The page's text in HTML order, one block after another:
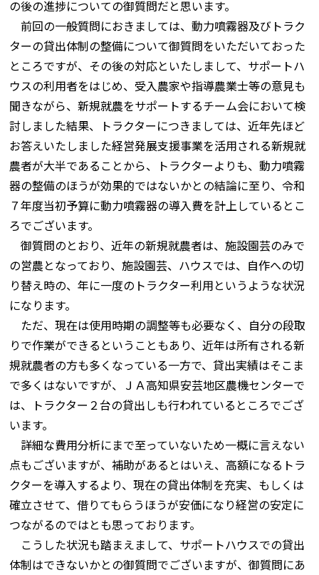
の後の進捗についての御質問だと思います。
前回の一般質問におきましては、動力噴霧器及びトラク
ターの貸出体制の整備について御質問をいただいておった
ところですが、その後の対応といたしまして、サポートハ
ウスの利用者をはじめ、受入農家や指導農業士等の意見も
聞きながら、新規就農をサポートするチーム会において検
討しました結果、トラクターにつきましては、近年先ほど
お答えいたしました経営発展支援事業を活用される新規就
農者が大半であることから、トラクターよりも、動力噴霧
器の整備のほうが効果的ではないかとの結論に至り、令和
７年度当初予算に動力噴霧器の導入費を計上しているとこ
ろでございます。
御質問のとおり、近年の新規就農者は、施設園芸のみで
の営農となっており、施設園芸、ハウスでは、自作への切
り替え時の、年に一度のトラクター利用というような状況
になります。
ただ、現在は使用時期の調整等も必要なく、自分の段取
りで作業ができるということもあり、近年は所有される新
規就農者の方も多くなっている一方で、貸出実績はそこま
で多くはないですが、ＪＡ高知県安芸地区農機センターで
は、トラクター２台の貸出しも行われているところでござ
います。
詳細な費用分析にまで至っていないため一概に言えない
点もございますが、補助があるとはいえ、高額になるトラ
クターを導入するより、現在の貸出体制を充実、もしくは
確立させて、借りてもらうほうが安価になり経営の安定に
つながるのではとも思っております。
こうした状況も踏まえまして、サポートハウスでの貸出
体制はできないかとの御質問でございますが、御質問にあ